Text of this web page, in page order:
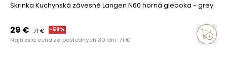
Skrinka Kuchynská závesné Langen N60 horná gleboka - grey
29 € 71€ -59%
Najnižšia cena za posledných 30 dní: 71 €